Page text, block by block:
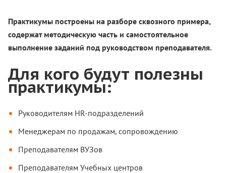
Практикумы построены на разборе сквозного примера,
содержат методическую часть и самостоятельное
выполнение заданий под руководством преподавателя.
Для кого будут полезны
практикумы:
Руководителям HR-подразделений
Менеджерам по продажам, сопровождению
Преподавателям ВУЗов
Преподавателям Учебных центров